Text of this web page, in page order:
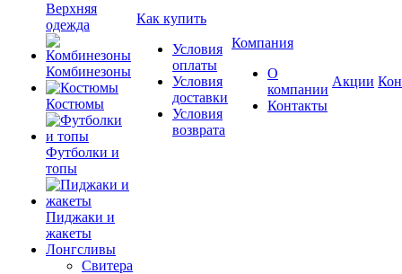
Верхняя
одежда
Комбинезоны
Костюмы
Футболки и
топы
Пиджаки и
жакеты
Лонгсливы
Свитера
Как купить
Условия
оплаты
Условия
доставки
Условия
возврата
Компания
О
компании
Контакты
Акции